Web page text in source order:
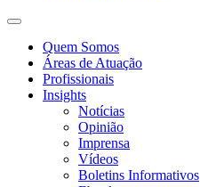
Quem Somos
Áreas de Atuação
Profissionais
Insights
Notícias
Opinião
Imprensa
Vídeos
Boletins Informativos